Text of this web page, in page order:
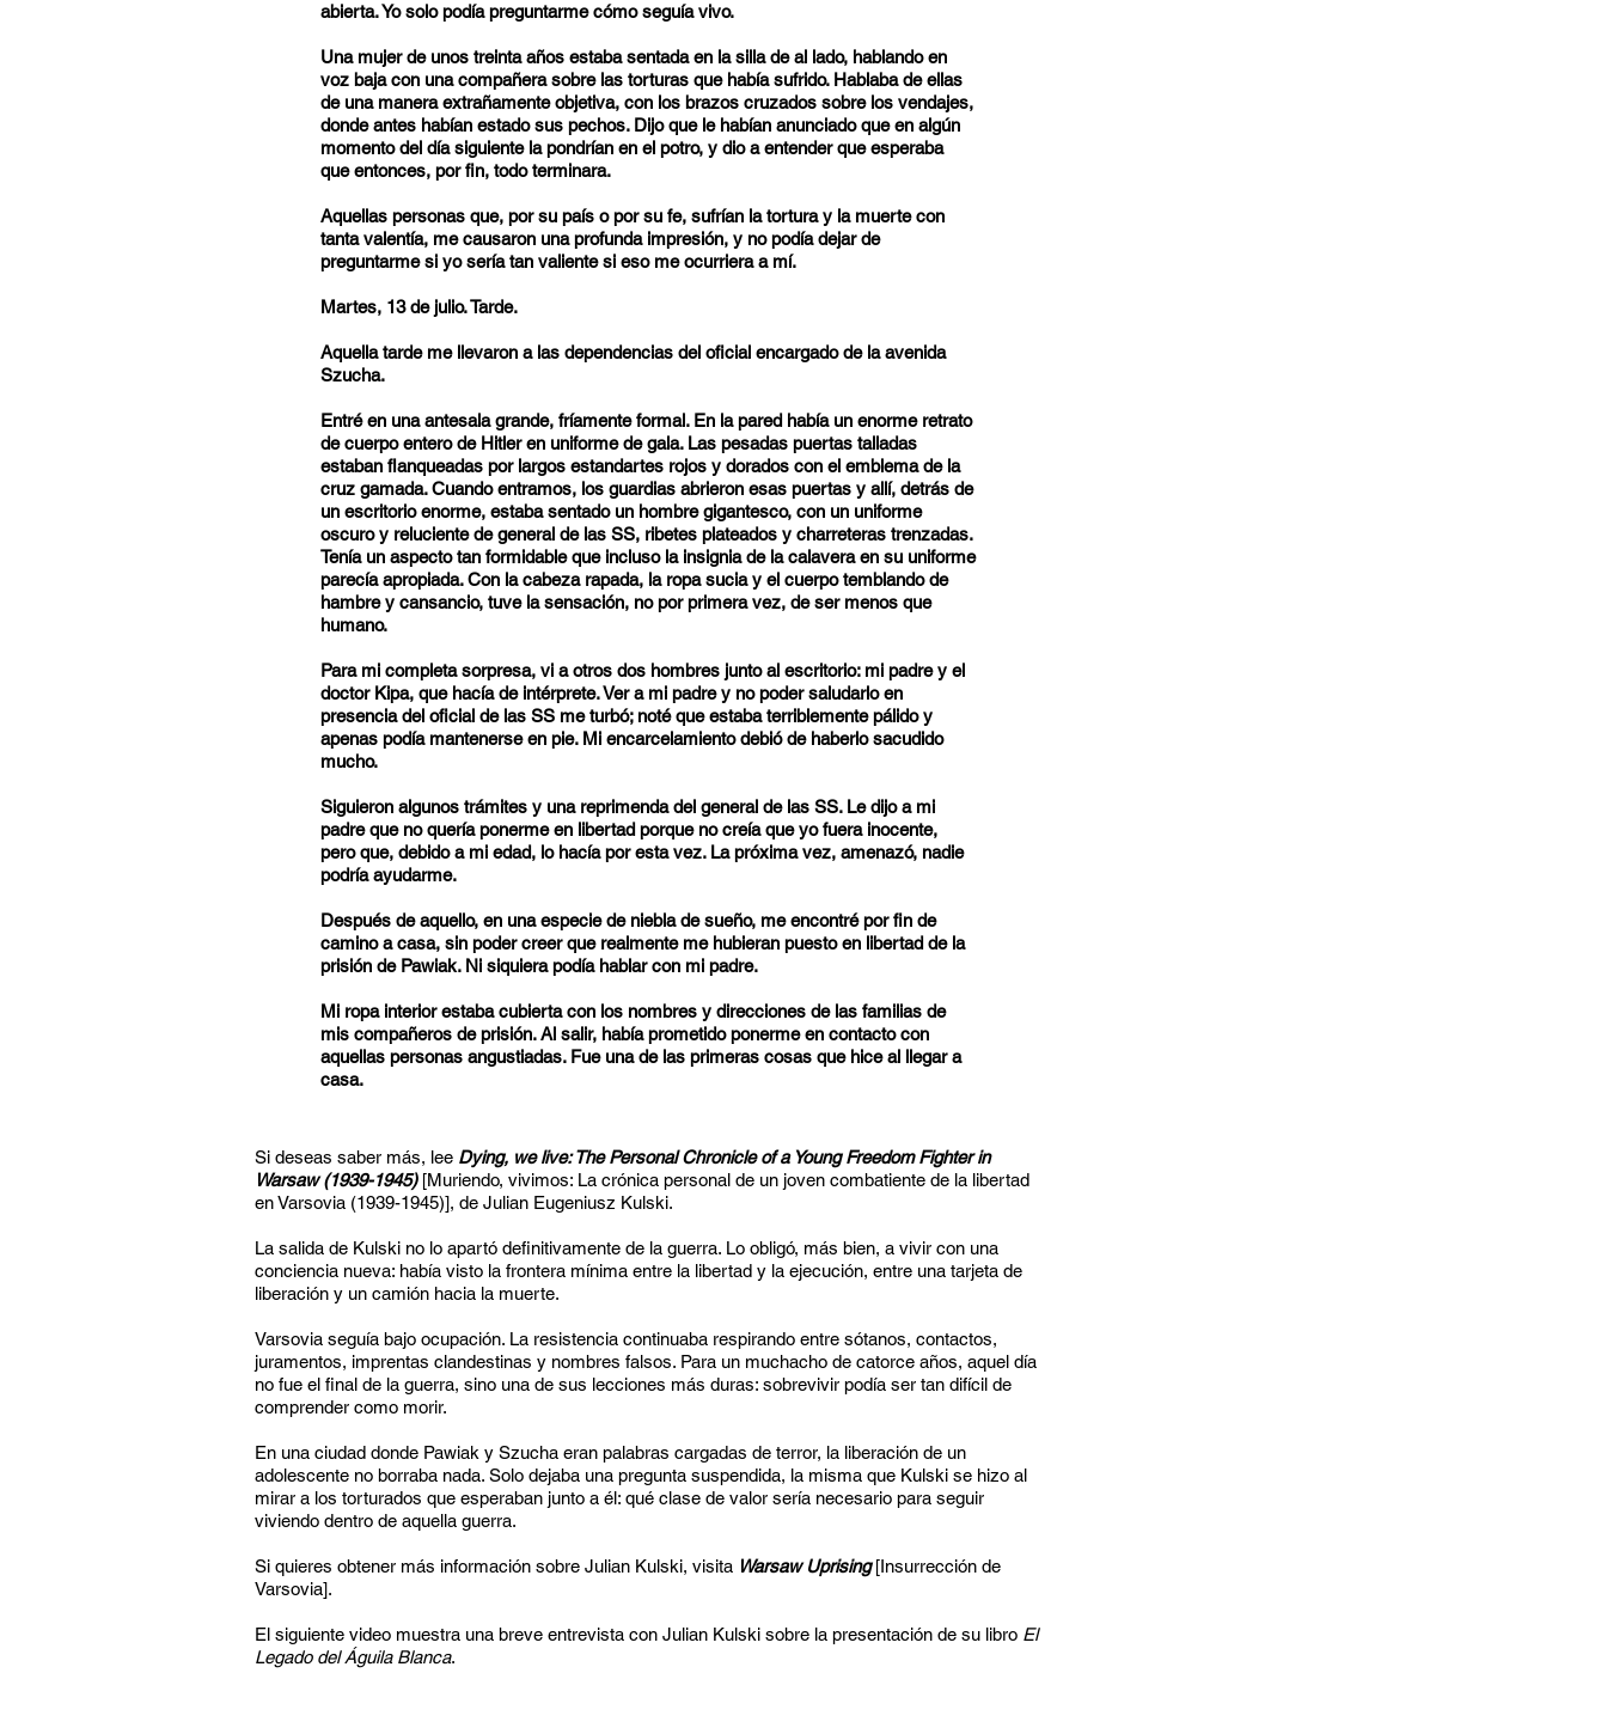
abierta. Yo solo podía preguntarme cómo seguía vivo.
Una mujer de unos treinta años estaba sentada en la silla de al lado, hablando en
voz baja con una compañera sobre las torturas que había sufrido. Hablaba de ellas
de una manera extrañamente objetiva, con los brazos cruzados sobre los vendajes,
donde antes habían estado sus pechos. Dijo que le habían anunciado que en algún
momento del día siguiente la pondrían en el potro, y dio a entender que esperaba
que entonces, por fin, todo terminara.
Aquellas personas que, por su país o por su fe, sufrían la tortura y la muerte con
tanta valentía, me causaron una profunda impresión, y no podía dejar de
preguntarme si yo sería tan valiente si eso me ocurriera a mí.
Martes, 13 de julio. Tarde.
Aquella tarde me llevaron a las dependencias del oficial encargado de la avenida
Szucha.
Entré en una antesala grande, fríamente formal. En la pared había un enorme retrato
de cuerpo entero de Hitler en uniforme de gala. Las pesadas puertas talladas
estaban flanqueadas por largos estandartes rojos y dorados con el emblema de la
cruz gamada. Cuando entramos, los guardias abrieron esas puertas y allí, detrás de
un escritorio enorme, estaba sentado un hombre gigantesco, con un uniforme
oscuro y reluciente de general de las SS, ribetes plateados y charreteras trenzadas.
Tenía un aspecto tan formidable que incluso la insignia de la calavera en su uniforme
parecía apropiada. Con la cabeza rapada, la ropa sucia y el cuerpo temblando de
hambre y cansancio, tuve la sensación, no por primera vez, de ser menos que
humano.
Para mi completa sorpresa, vi a otros dos hombres junto al escritorio: mi padre y el
doctor Kipa, que hacía de intérprete. Ver a mi padre y no poder saludarlo en
presencia del oficial de las SS me turbó; noté que estaba terriblemente pálido y
apenas podía mantenerse en pie. Mi encarcelamiento debió de haberlo sacudido
mucho.
Siguieron algunos trámites y una reprimenda del general de las SS. Le dijo a mi
padre que no quería ponerme en libertad porque no creía que yo fuera inocente,
pero que, debido a mi edad, lo hacía por esta vez. La próxima vez, amenazó, nadie
podría ayudarme.
Después de aquello, en una especie de niebla de sueño, me encontré por fin de
camino a casa, sin poder creer que realmente me hubieran puesto en libertad de la
prisión de Pawiak. Ni siquiera podía hablar con mi padre.
Mi ropa interior estaba cubierta con los nombres y direcciones de las familias de
mis compañeros de prisión. Al salir, había prometido ponerme en contacto con
aquellas personas angustiadas. Fue una de las primeras cosas que hice al llegar a
casa.
Si deseas saber más, lee Dying, we live: The Personal Chronicle of a Young Freedom Fighter in
Warsaw (1939-1945)[Muriendo, vivimos: La crónica personal de un joven combatiente de la libertad
en Varsovia (1939-1945)], de Julian Eugeniusz Kulski.
La salida de Kulski no lo apartó definitivamente de la guerra. Lo obligó, más bien, a vivir con una
conciencia nueva: había visto la frontera mínima entre la libertad y la ejecución, entre una tarjeta de
liberación y un camión hacia la muerte.
Varsovia seguía bajo ocupación. La resistencia continuaba respirando entre sótanos, contactos,
juramentos, imprentas clandestinas y nombres falsos. Para un muchacho de catorce años, aquel día
no fue el final de la guerra, sino una de sus lecciones más duras: sobrevivir podía ser tan difícil de
comprender como morir.
En una ciudad donde Pawiak y Szucha eran palabras cargadas de terror, la liberación de un
adolescente no borraba nada. Solo dejaba una pregunta suspendida, la misma que Kulski se hizo al
mirar a los torturados que esperaban junto a él: qué clase de valor sería necesario para seguir
viviendo dentro de aquella guerra.
Si quieres obtener más información sobre Julian Kulski, visita Warsaw Uprising[Insurrección de
Varsovia].
El siguiente video muestra una breve entrevista con Julian Kulski sobre la presentación de su libro El
Legado del Águila Blanca.